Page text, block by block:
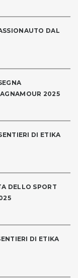
DAL
2025
DI ETIKA
DELLO SPORT
DI ETIKA